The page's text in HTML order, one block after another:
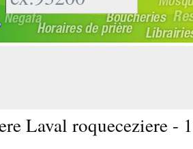
Laval roqueceziere -